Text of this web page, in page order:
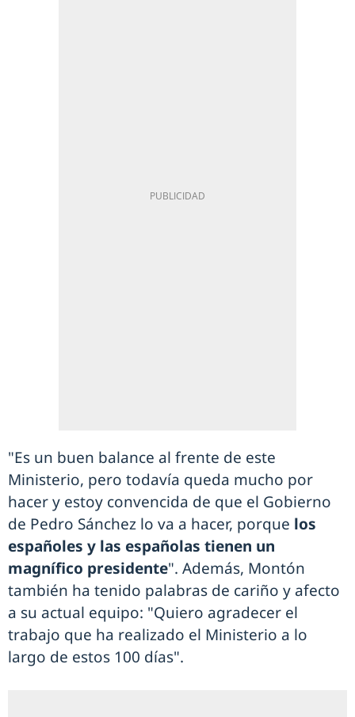
"Es un buen balance al frente de este
Ministerio, pero todavía queda mucho por
hacer y estoy convencida de que el Gobierno
de Pedro Sánchez lo va a hacer, porque los
españoles y las españolas tienen un
magnífico presidente". Además, Montón
también ha tenido palabras de cariño y afecto
a su actual equipo: "Quiero agradecer el
trabajo que ha realizado el Ministerio a lo
largo de estos 100 días".